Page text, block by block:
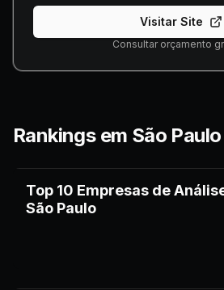
Visitar Site
Consultar orçamento
Rankings em São Paulo
Top 10 Empresas de
São Paulo